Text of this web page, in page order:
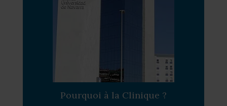
Pourquoi à la Clinique ?